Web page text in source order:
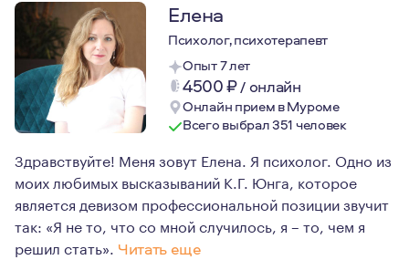
Елена
Психолог, психотерапевт
Опыт 7 лет
4500₽/ онлайн
Онлайн прием в Муроме
Всего выбрал 351 человек
Здравствуйте! Меня зовут Елена. Я психолог. Одно из
моих любимых высказываний К.Г. Юнга, которое
является девизом профессиональной позиции звучит
так: «Я не то, что со мной случилось, я – то, чем я
решил стать». Читать еще